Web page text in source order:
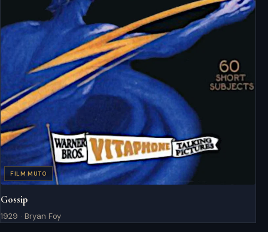
FILM MUTO
Gossip
1929 · Bryan Foy